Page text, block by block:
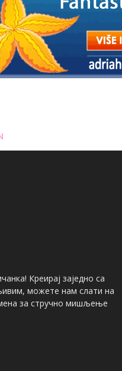
Креирај заједно са
можете нам слати на
за стручно мишљење